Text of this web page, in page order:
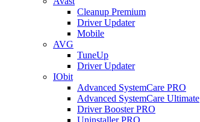
Cleanup Premium
Driver Updater
Mobile
AVG
TuneUp
Driver Updater
IObit
Advanced SystemCare PRO
Advanced SystemCare Ultimate
Driver Booster PRO
Uninstaller PRO